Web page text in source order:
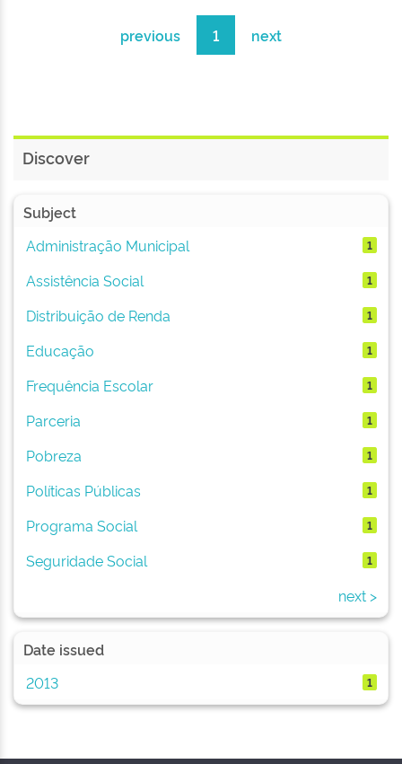
previous 1 next
Discover
Subject
Administração Municipal
1
Assistência Social 1
Distribuição de Renda 1
Educação 1
Frequência Escolar 1
Parceria 1
Pobreza 1
Políticas Públicas 1
Programa Social 1
Seguridade Social 1
next >
Date issued
2013
1